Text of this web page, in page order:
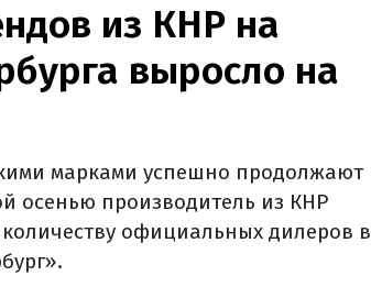
из КНР на
выросло на
марками успешно продолжают
осенью производитель из КНР
официальных дилеров в